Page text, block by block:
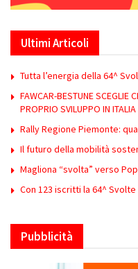
Ultimi Articoli
Tutta l’energia della 64^
FAWCAR-BESTUNE SCEGLIE
PROPRIO SVILUPPO IN ITALIA
Rally Regione Piemonte:
Il futuro della mobilità
Magliona “svolta” verso
Con 123 iscritti la 64^
Pubblicità